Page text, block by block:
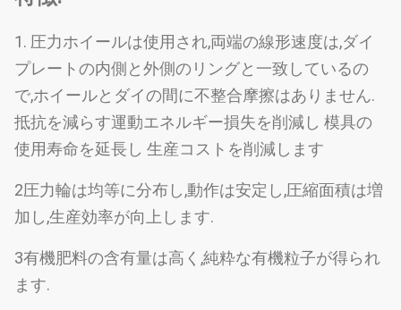
1. 圧力ホイールは使用され,両端の線形速度は,ダイ
プレートの内側と外側のリングと一致しているの
で,ホイールとダイの間に不整合摩擦はありません.
抵抗を減らす運動エネルギー損失を削減し 模具の
使用寿命を延長し 生産コストを削減します
2圧力輪は均等に分布し,動作は安定し,圧縮面積は増
加し,生産効率が向上します.
3有機肥料の含有量は高く,純粋な有機粒子が得られ
ます.